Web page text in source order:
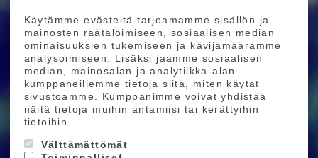
Käytämme evästeitä tarjoamamme sisällön ja
mainosten räätälöimiseen, sosiaalisen median
ominaisuuksien tukemiseen ja kävijämäärämme
analysoimiseen. Lisäksi jaamme sosiaalisen
median, mainosalan ja analytiikka-alan
kumppaneillemme tietoja siitä, miten käytät
sivustoamme. Kumppanimme voivat yhdistää
näitä tietoja muihin antamiisi tai kerättyihin
tietoihin.
Välttämättömät
Ride More – Pyöräkauppa ja pyörähuolto
Helsingissä
TILAA UUTISKIRJEEMME
Tilaamalla uutiskirjeemme saat uusimmat edut
suoraan sähköpostiisi.